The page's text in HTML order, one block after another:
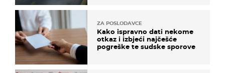
ZA POSLODAVCE
Kako ispravno dati nekome
otkaz i izbjeći najčešće
pogreške te sudske sporove